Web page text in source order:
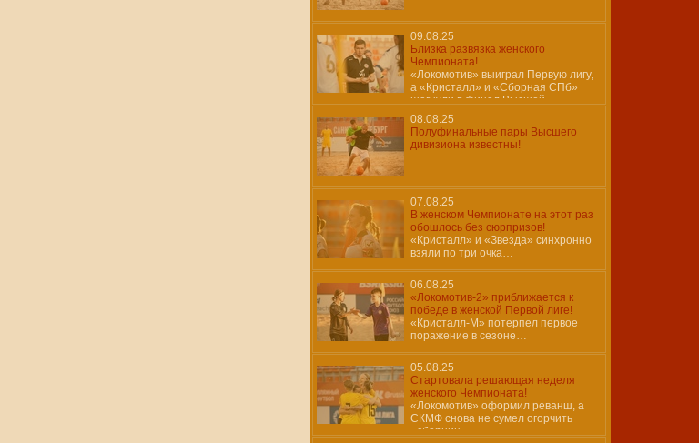
09.08.25
Близка развязка женского
Чемпионата!
«Локомотив» выиграл Первую лигу,
а «Кристалл» и «Сборная СПб»
шагнули в финал Высшей
08.08.25
Полуфинальные пары Высшего
дивизиона известны!
07.08.25
В женском Чемпионате на этот раз
обошлось без сюрпризов!
«Кристалл» и «Звезда» синхронно
взяли по три очка…
06.08.25
«Локомотив-2» приближается к
победе в женской Первой лиге!
«Кристалл-М» потерпел первое
поражение в сезоне…
05.08.25
Стартовала решающая неделя
женского Чемпионата!
«Локомотив» оформил реванш, а
СКМФ снова не сумел огорчить
«сборниц»…